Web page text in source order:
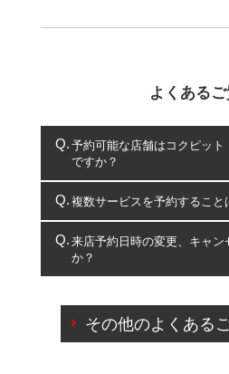
よくあるご
予約可能な店舗はコクピット
ですか？
コクピット・タイヤ館のみと
複数サービスを予約すること
複数サービスのご予約は可能
一部の商品・サービスの組み合わ
出来ないものもございます。
来店予約日時の変更、キャン
か？
ご来店予約日の3営業日前を
の日時変更につきましては
その他のよくある